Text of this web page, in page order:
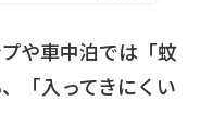
や車中泊では「蚊
「入ってきにくい